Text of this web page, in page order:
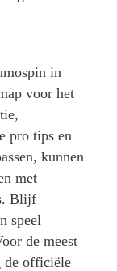
in
voor het
pro tips en
kunnen
met
Blijf
speel
de meest
de officiële